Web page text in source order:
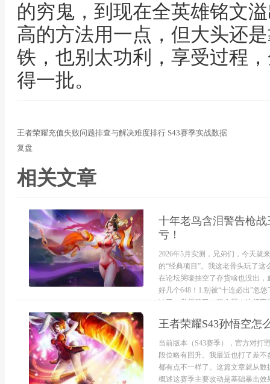
的穷鬼，到现在全英雄铭文
高的方法用一点，但大头还
铁，也别太功利，享受过程
得一批。
王者荣耀充值失败问题排查与解决难度排行 S43赛季实战数据
复盘
相关文章
十年老鸟含泪警告枪
亏！
2026年5月实测，兄弟们，今天就
的“经典项目”。我这老骨头玩了
在论坛哭嚎抽空了存货啥也没出
好几个648！1.别被“十连必出”忽
冲了，觉得稳了。稳个屁！这行字
王者荣耀S43孙悟空怎
当前版本（S43赛季），官方对打
段位略有回升。我最近也打了差
都有点不一样了。这篇文章就从
概述这赛季主要改动是基础暴击效